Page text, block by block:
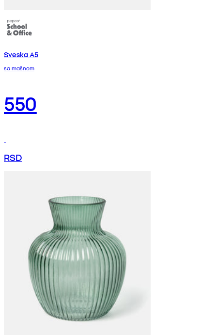
Sveska A5
sa mašnom
550
RSD